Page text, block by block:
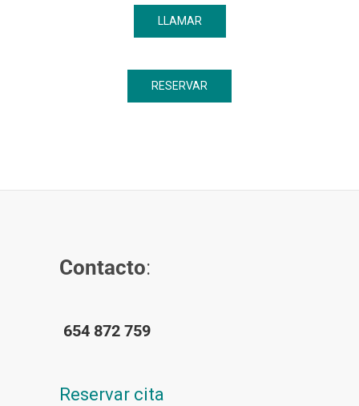
LLAMAR
RESERVAR
Contacto:
654 872 759
Reservar cita